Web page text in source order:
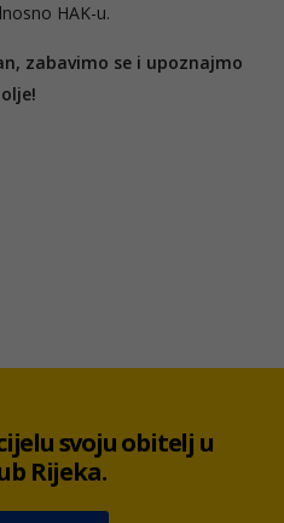
HAK-u.
zabavimo se i upoznajmo
svoju obitelj u
Rijeka.